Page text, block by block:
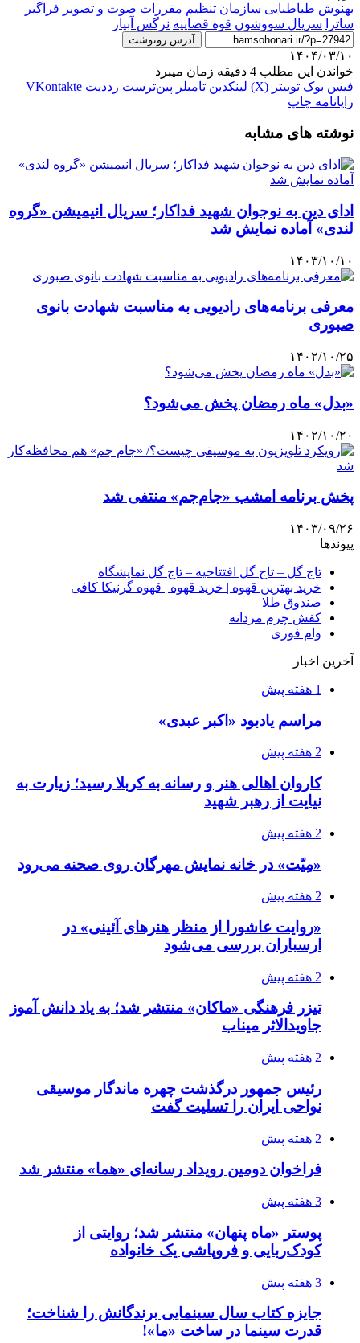
بهنوش طباطبایی سازمان تنظیم مقررات صوت و تصویر فراگیر
ساترا
سریال سووشون قوه قضاییه نرگس آبیار
آدرس رونوشت
۱۴۰۴/۰۳/۱۰
خواندن این مطلب 4 دقیقه زمان میبرد
فیس بوک توییتر (X) لینکدین ‫تامبلر ‫پین‌ترست ‫رددیت ‫VKontakte
رایانامه چاپ
نوشته های مشابه
ادای دین به نوجوان شهید فداکار؛ سریال انیمیشن «گروه
لندی» آماده نمایش شد
۱۴۰۳/۱۰/۱۰
معرفی برنامه‌های رادیویی به مناسبت شهادت بانوی
صبوری
۱۴۰۲/۱۰/۲۵
«بدل» ماه رمضان پخش می‌شود؟
۱۴۰۲/۱۰/۲۰
پخش برنامه امشب «جام‌جم» منتفی شد
۱۴۰۳/۰۹/۲۶
پیوندها
تاج گل – تاج گل افتتاحیه – تاج گل نمایشگاه
خرید بهترین قهوه | خرید قهوه | قهوه گرنیکا کافی
صندوق طلا
کفش چرم مردانه
وام فوری
آخرین اخبار
1 هفته پیش
مراسم یادبود «اکبر عبدی»
2 هفته پیش
کاروان اهالی هنر و رسانه به کربلا رسید؛ زیارت به
نیایت از رهبر شهید
2 هفته پیش
«مِیّت» در خانه نمایش مهرگان روی صحنه می‌رود
2 هفته پیش
«روایت عاشورا از منظر هنرهای آئینی» در
ارسباران بررسی می‌شود
2 هفته پیش
تیزر فرهنگی «ماکان» منتشر شد؛ به یاد دانش آموز
جاویدالاثر میناب
2 هفته پیش
رئیس جمهور درگذشت چهره ماندگار موسیقی
نواحی ایران را تسلیت گفت
2 هفته پیش
فراخوان دومین رویداد رسانه‌ای «هما» منتشر شد
3 هفته پیش
پوستر «ماه پنهان» منتشر شد؛ روایتی از
کودک‌ربایی و فروپاشی یک خانواده
3 هفته پیش
جایزه کتاب سال سینمایی برندگانش را شناخت؛
قدرت سینما در ساخت «ما»!